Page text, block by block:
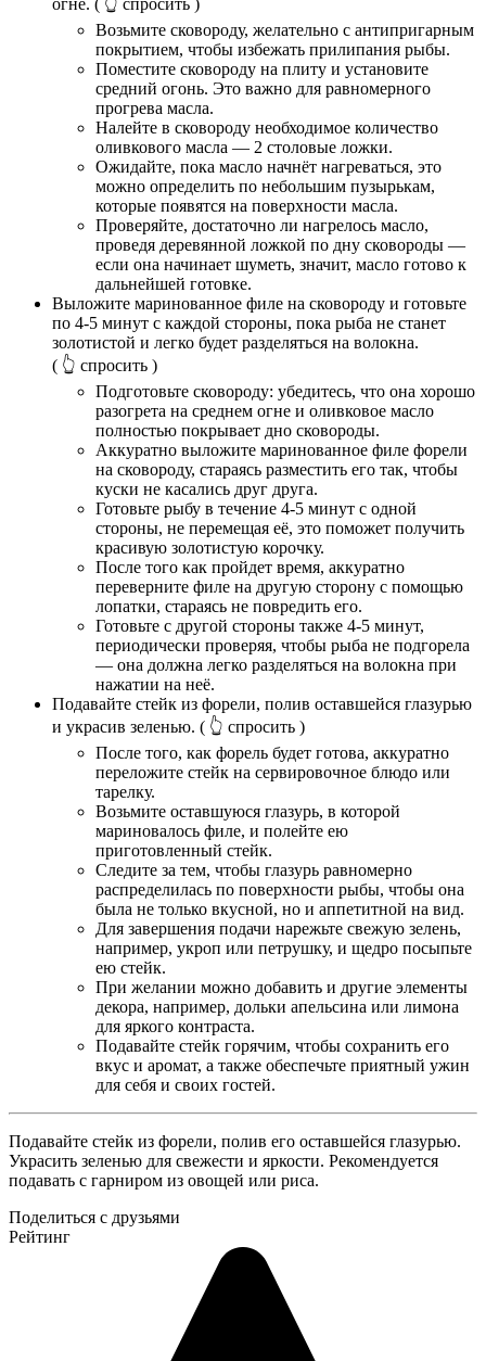
огне. ( 👆 спросить )
Возьмите сковороду, желательно с антипригарным
покрытием, чтобы избежать прилипания рыбы.
Поместите сковороду на плиту и установите
средний огонь. Это важно для равномерного
прогрева масла.
Налейте в сковороду необходимое количество
оливкового масла — 2 столовые ложки.
Ожидайте, пока масло начнёт нагреваться, это
можно определить по небольшим пузырькам,
которые появятся на поверхности масла.
Проверяйте, достаточно ли нагрелось масло,
проведя деревянной ложкой по дну сковороды —
если она начинает шуметь, значит, масло готово к
дальнейшей готовке.
Выложите маринованное филе на сковороду и готовьте
по 4-5 минут с каждой стороны, пока рыба не станет
золотистой и легко будет разделяться на волокна.
( 👆 спросить )
Подготовьте сковороду: убедитесь, что она хорошо
разогрета на среднем огне и оливковое масло
полностью покрывает дно сковороды.
Аккуратно выложите маринованное филе форели
на сковороду, стараясь разместить его так, чтобы
куски не касались друг друга.
Готовьте рыбу в течение 4-5 минут с одной
стороны, не перемещая её, это поможет получить
красивую золотистую корочку.
После того как пройдет время, аккуратно
переверните филе на другую сторону с помощью
лопатки, стараясь не повредить его.
Готовьте с другой стороны также 4-5 минут,
периодически проверяя, чтобы рыба не подгорела
— она должна легко разделяться на волокна при
нажатии на неё.
Подавайте стейк из форели, полив оставшейся глазурью
и украсив зеленью. ( 👆 спросить )
После того, как форель будет готова, аккуратно
переложите стейк на сервировочное блюдо или
тарелку.
Возьмите оставшуюся глазурь, в которой
мариновалось филе, и полейте ею
приготовленный стейк.
Следите за тем, чтобы глазурь равномерно
распределилась по поверхности рыбы, чтобы она
была не только вкусной, но и аппетитной на вид.
Для завершения подачи нарежьте свежую зелень,
например, укроп или петрушку, и щедро посыпьте
ею стейк.
При желании можно добавить и другие элементы
декора, например, дольки апельсина или лимона
для яркого контраста.
Подавайте стейк горячим, чтобы сохранить его
вкус и аромат, а также обеспечьте приятный ужин
для себя и своих гостей.
Подавайте стейк из форели, полив его оставшейся глазурью.
Украсить зеленью для свежести и яркости. Рекомендуется
подавать с гарниром из овощей или риса.
Поделиться с друзьями
Рейтинг